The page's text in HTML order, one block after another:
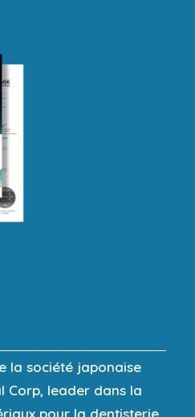
la société japonaise
Corp, leader dans la
pour la dentisterie